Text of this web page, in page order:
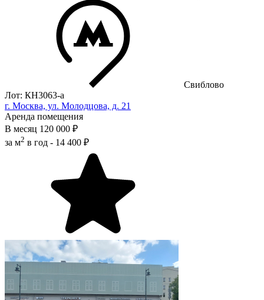
Свиблово
Лот: КН3063-a
г. Москва, ул. Молодцова, д. 21
Аренда помещения
В месяц 120 000 ₽
за м2 в год - 14 400 ₽